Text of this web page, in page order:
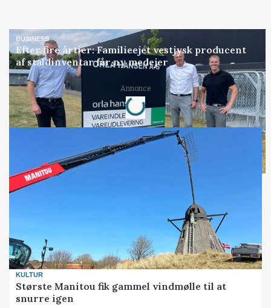
BUSINESS
Efter fire årtier: Familieejet vestjysk producent
af staldinventar får ny medejer
Annonce
Loading...
KULTUR
Største Manitou fik gammel vindmølle til at
snurre igen